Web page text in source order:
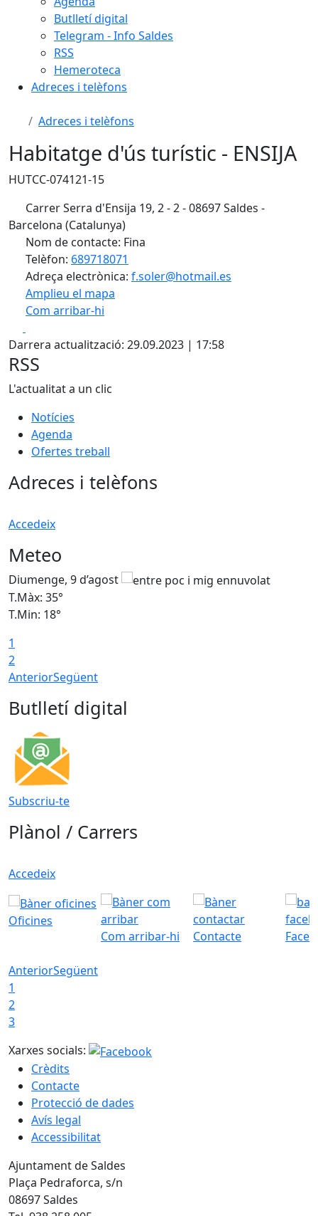
Butlletí digital
Telegram - Info Saldes
RSS
Hemeroteca
Adreces i telèfons
Adreces i telèfons
Habitatge d'ús turístic - ENSIJA
HUTCC-074121-15
Carrer Serra d'Ensija 19, 2 - 2 - 08697 Saldes -
Barcelona (Catalunya)
Nom de contacte: Fina
Telèfon: 689718071
Adreça electrònica: f.soler@hotmail.es
Amplieu el mapa
Com arribar-hi
+
−
Darrera actualització: 29.09.2023 | 17:58
RSS
L'actualitat a un clic
Notícies
Agenda
Ofertes treball
Adreces i telèfons
Accedeix
Meteo
Diumenge, 9 d’agost
T.Màx: 35°
T.Min: 18°
1
2
AnteriorSegüent
Butlletí digital
Subscriu-te
Plànol / Carrers
Accedeix
Oficines
Com arribar-hi
Contacte
AnteriorSegüent
1
2
3
Xarxes socials:
Crèdits
Contacte
Protecció de dades
Avís legal
Accessibilitat
Ajuntament de Saldes
Plaça Pedraforca, s/n
08697 Saldes